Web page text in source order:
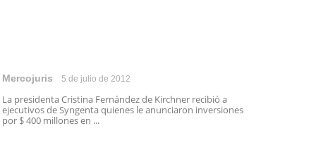
Mercojuris 5 de julio de 2012
La presidenta Cristina Fernández de Kirchner recibió a
ejecutivos de Syngenta quienes le anunciaron inversiones
por $ 400 millones en ...